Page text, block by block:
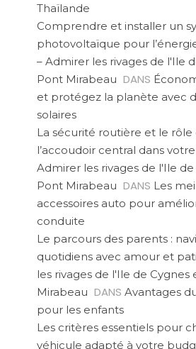
Thaïlande
Comprendre et installer un
photovoltaïque pour
– Admirer les rivages de l'Ile
Pont Mirabeau DANS
et protégez la planète avec
solaires
La sécurité routière et le rôle
l’accoudoir central dans
Admirer les rivages de l'Ile
Pont Mirabeau DANS Les
accessoires auto pour
conduite
Le parcours des parents :
quotidiens avec amour et
les rivages de l'Ile de Cygnes
Mirabeau DANS Avantages
pour les enfants
Les critères essentiels pour
véhicule adapté à votre